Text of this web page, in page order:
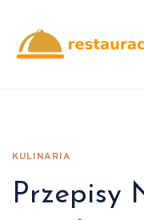
KULINARIA
Przepisy